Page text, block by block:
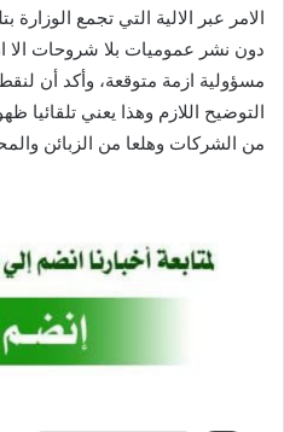
الامر عبر الالية التي تجمع
دون نشر عموميات بلا شروحات
مسؤولية ازمة متوقعة، وأكد أن
التوضيح اللازم وهذا يعني تلقائيا
من الشركات وهلعا من الزبائن